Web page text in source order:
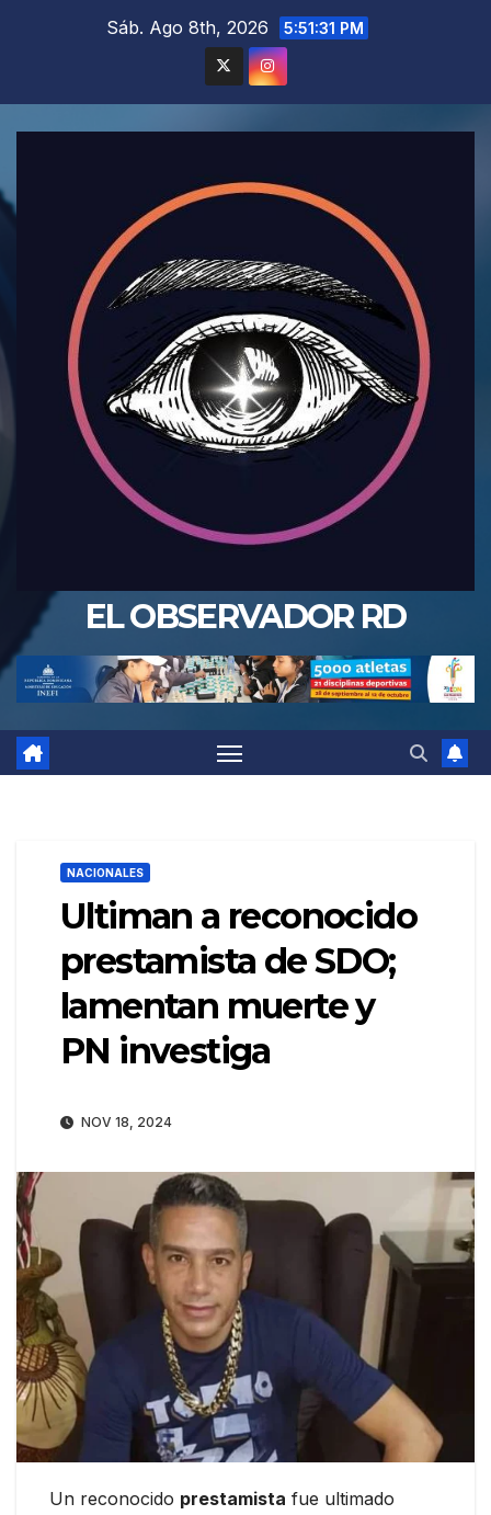
Sáb. Ago 8th, 2026 5:51:33 PM
EL OBSERVADOR RD
NACIONALES
Ultiman a reconocido
prestamista de SDO;
lamentan muerte y
PN investiga
NOV 18, 2024
Un reconocido prestamista fue ultimado